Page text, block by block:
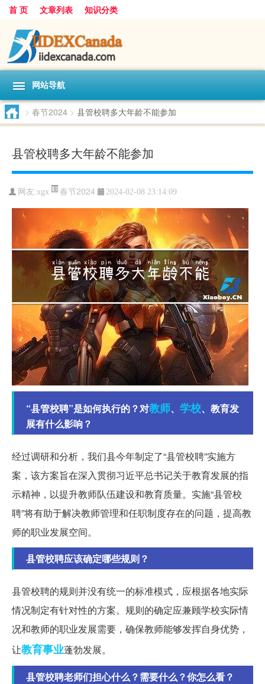
首 页 文章列表 知识分类
网站导航
> 春节2024 > 县管校聘多大年龄不能参加
县管校聘多大年龄不能参加
网友:xgx 春节2024 2024-02-08 23:14:09
“县管校聘”是如何执行的？对教师、 学校、教育发
展有什么影响？
经过调研和分析，我们县今年制定了“县管校聘”实施方
案，该方案旨在深入贯彻习近平总书记关于教育发展的指
示精神，以提升教师队伍建设和教育质量。实施“县管校
聘”将有助于解决教师管理和任职制度存在的问题，提高教
师的职业发展空间。
县管校聘应该确定哪些规则？
县管校聘的规则并没有统一的标准模式，应根据各地实际
情况制定有针对性的方案。规则的确定应兼顾学校实际情
况和教师的职业发展需要，确保教师能够发挥自身优势，
让教育事业蓬勃发展。
县管校聘老师们担心什么？需要什么？你怎么看？